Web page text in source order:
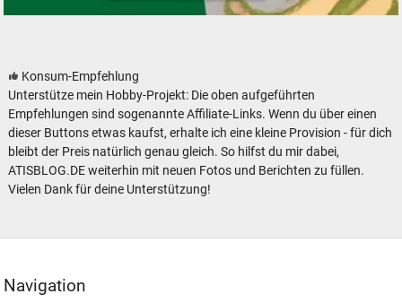
Konsum-Empfehlung
Unterstütze mein Hobby-Projekt: Die oben aufgeführten
Empfehlungen sind sogenannte Affiliate-Links. Wenn du über einen
dieser Buttons etwas kaufst, erhalte ich eine kleine Provision - für dich
bleibt der Preis natürlich genau gleich. So hilfst du mir dabei,
ATISBLOG.DE weiterhin mit neuen Fotos und Berichten zu füllen.
Vielen Dank für deine Unterstützung!
Navigation